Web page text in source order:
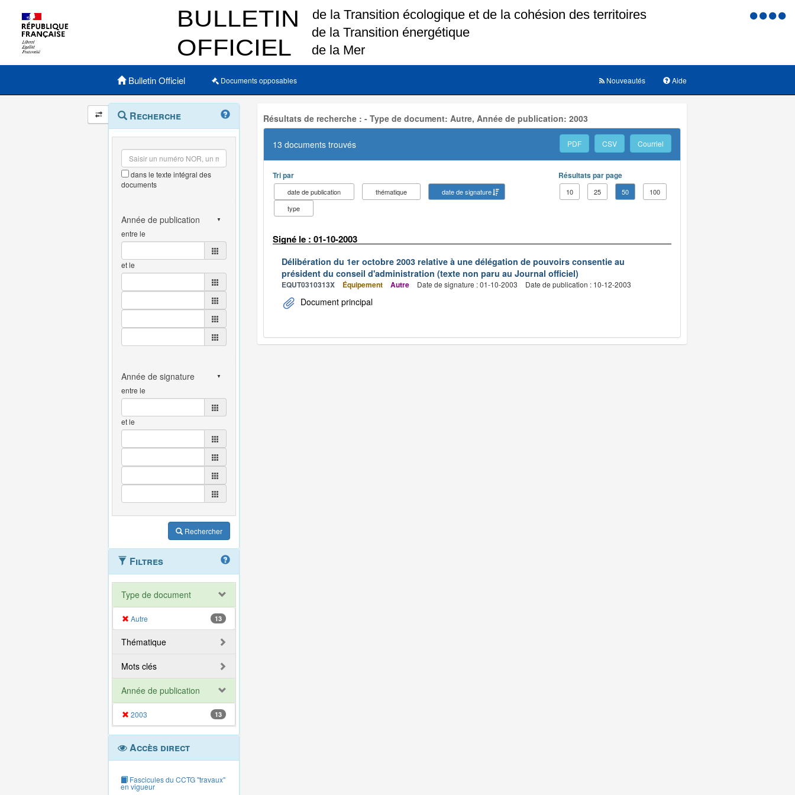
Menu
Menu principal
Bulletin Officiel Documents opposables Aide
Nouveautés
Navigation
et
outils
annexes
Menu
contextuel
Recherche
dans le texte intégral des
documents
entre le
et le
entre le
et le
Rechercher
Filtres
Type de document
Autre 13
Thématique
Mots clés
Année de publication
2003 13
Accès direct
Fascicules du CCTG "travaux"
en vigueur
Résultats de recherche : - Type de document: Autre, Année de publication: 2003
13 documents trouvés PDF CSV Courriel
Tri par
date de publication thématique
date de signature
type
Résultats par page
10 25 50 100
Signé le : 01-10-2003
Délibération du 1er octobre 2003 relative à une délégation de pouvoirs consentie au
président du conseil d'administration (texte non paru au Journal officiel)
EQUT0310313X Équipement Autre Date de signature : 01-10-2003 Date de publication : 10-12-2003
Document principal